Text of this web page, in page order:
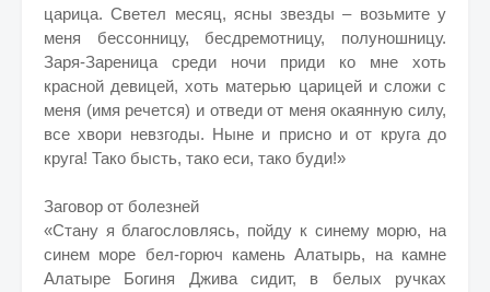
царица. Светел месяц, ясны звезды – возьмите у
меня бессонницу, бесдремотницу, полуношницу.
Заря-Зареница среди ночи приди ко мне хоть
красной девицей, хоть матерью царицей и сложи с
меня (имя речется) и отведи от меня окаянную силу,
все хвори невзгоды. Ныне и присно и от круга до
круга! Тако бысть, тако еси, тако буди!»
Заговор от болезней
«Стану я благословлясь, пойду к синему морю, на
синем море бел-горюч камень Алатырь, на камне
Алатыре Богиня Джива сидит, в белых ручках